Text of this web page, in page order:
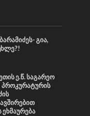
გია,
ე.წ. საგარეო
პროკურატურის
ეხმაურება